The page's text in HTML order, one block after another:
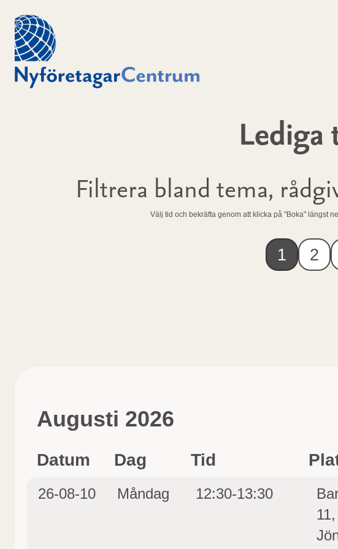
Lediga
Filtrera bland tema,
Välj tid och bekräfta genom att klicka på "Boka" längst
1 2
Augusti 2026
Datum Dag Tid
26-08-10 Måndag 12:30-13:30